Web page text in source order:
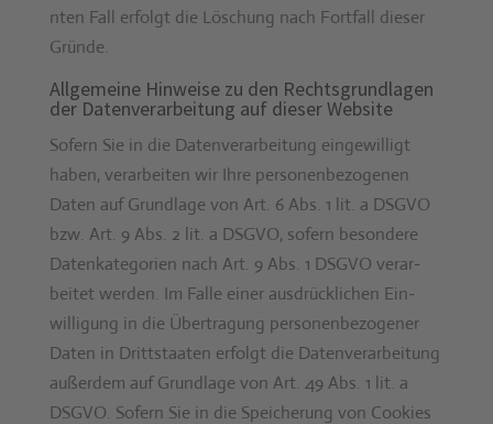
nten Fall erfol­gt die Löschung nach Fort­fall dieser
Gründe.
Allgemeine Hinweise zu den Rechtsgrundlagen
der Datenverarbeitung auf dieser Website
Sofern Sie in die Daten­ver­ar­beitung eingewil­ligt
haben, ver­ar­beit­en wir Ihre per­so­n­en­be­zo­ge­nen
Dat­en auf Grund­lage von Art. 6 Abs. 1 lit. a DSGVO
bzw. Art. 9 Abs. 2 lit. a DSGVO, sofern beson­dere
Datenkat­e­gorien nach Art. 9 Abs. 1 DSGVO ver­ar­
beit­et wer­den. Im Falle ein­er aus­drück­lichen Ein­
willi­gung in die Über­tra­gung per­so­n­en­be­zo­gen­er
Dat­en in Drittstaat­en erfol­gt die Daten­ver­ar­beitung
außer­dem auf Grund­lage von Art. 49 Abs. 1 lit. a
DSGVO. Sofern Sie in die Spe­icherung von Cook­ies